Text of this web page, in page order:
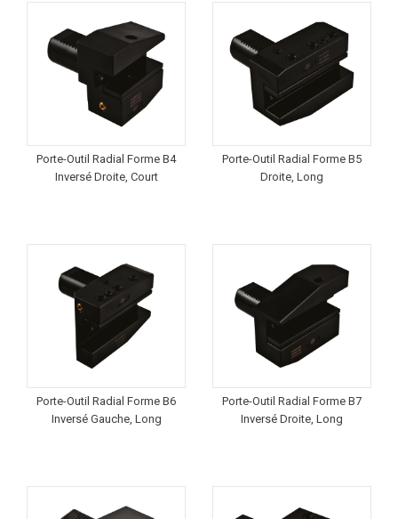
Porte-Outil Radial Forme B4
Inversé Droite, Court
Porte-Outil Radial Forme B5
Droite, Long
Porte-Outil Radial Forme B6
Inversé Gauche, Long
Porte-Outil Radial Forme B7
Inversé Droite, Long